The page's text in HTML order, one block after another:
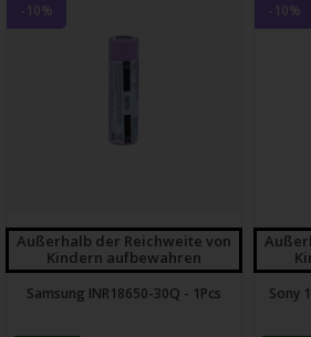
-10%
Außerhalb der Reichweite von
Kindern aufbewahren
Samsung INR18650-30Q - 1Pcs
-10%
Sony